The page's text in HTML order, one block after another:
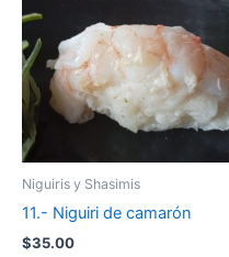
Niguiris y Shasimis
11.- Niguiri de camarón
$35.00